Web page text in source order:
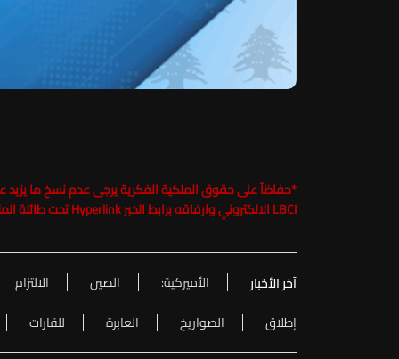
*
LBCI الالكتروني وارفاقه برابط الخبر Hyperlink تحت طائلة الملاحقة القانونية
آخر الأخبار الأميركية: الصين الالتزام
إطلاق
الصواريخ العابرة للقارات